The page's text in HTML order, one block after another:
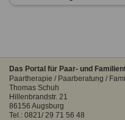
Das Portal für Paar- und
Paartherapie / Paarberatung /
Thomas Schuh
Hillenbrandstr. 21
86156 Augsburg
Tel.: 0821/ 29 71 56 48